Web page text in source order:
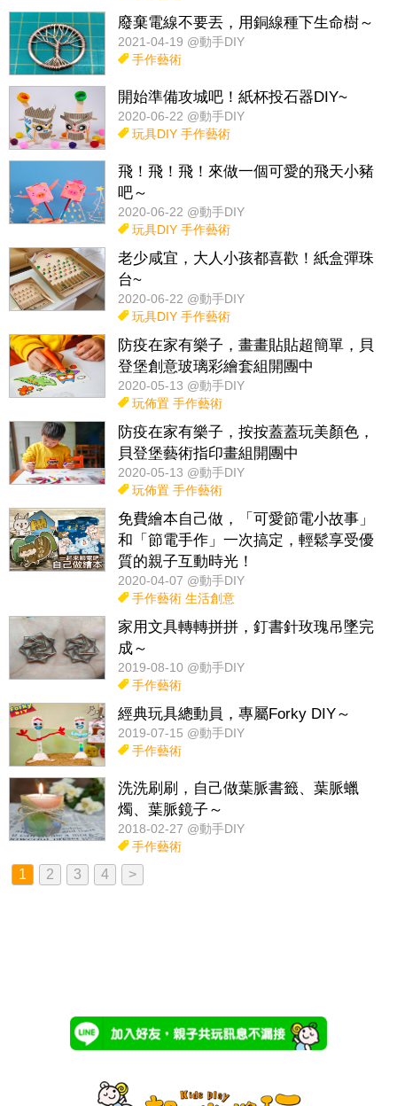
廢棄電線不要丟，用銅線種下生命樹～
2021-04-19 @動手DIY
手作藝術
開始準備攻城吧！紙杯投石器DIY~
2020-06-22 @動手DIY
玩具DIY 手作藝術
飛！飛！飛！來做一個可愛的飛天小豬
吧～
2020-06-22 @動手DIY
玩具DIY 手作藝術
老少咸宜，大人小孩都喜歡！紙盒彈珠
台~
2020-06-22 @動手DIY
玩具DIY 手作藝術
防疫在家有樂子，畫畫貼貼超簡單，貝
登堡創意玻璃彩繪套組開團中
2020-05-13 @動手DIY
玩佈置 手作藝術
防疫在家有樂子，按按蓋蓋玩美顏色，
貝登堡藝術指印畫組開團中
2020-05-13 @動手DIY
玩佈置 手作藝術
免費繪本自己做，「可愛節電小故事」
和「節電手作」一次搞定，輕鬆享受優
質的親子互動時光！
2020-04-07 @動手DIY
手作藝術 生活創意
家用文具轉轉拼拼，釘書針玫瑰吊墜完
成～
2019-08-10 @動手DIY
手作藝術
經典玩具總動員，專屬Forky DIY～
2019-07-15 @動手DIY
手作藝術
洗洗刷刷，自己做葉脈書籤、葉脈蠟
燭、葉脈鏡子～
2018-02-27 @動手DIY
手作藝術
1 2 3 4 >